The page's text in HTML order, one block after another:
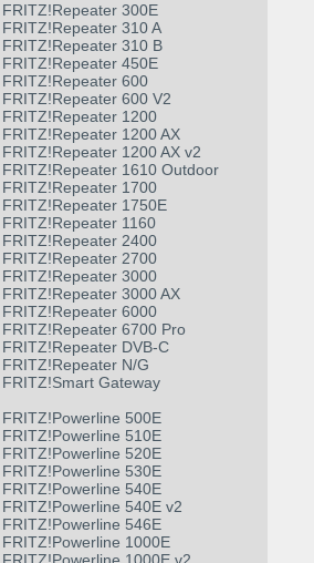
FRITZ!Repeater 300E
FRITZ!Repeater 310 A
FRITZ!Repeater 310 B
FRITZ!Repeater 450E
FRITZ!Repeater 600
FRITZ!Repeater 600 V2
FRITZ!Repeater 1200
FRITZ!Repeater 1200 AX
FRITZ!Repeater 1200 AX v2
FRITZ!Repeater 1610 Outdoor
FRITZ!Repeater 1700
FRITZ!Repeater 1750E
FRITZ!Repeater 1160
FRITZ!Repeater 2400
FRITZ!Repeater 2700
FRITZ!Repeater 3000
FRITZ!Repeater 3000 AX
FRITZ!Repeater 6000
FRITZ!Repeater 6700 Pro
FRITZ!Repeater DVB-C
FRITZ!Repeater N/G
FRITZ!Smart Gateway
FRITZ!Powerline 500E
FRITZ!Powerline 510E
FRITZ!Powerline 520E
FRITZ!Powerline 530E
FRITZ!Powerline 540E
FRITZ!Powerline 540E v2
FRITZ!Powerline 546E
FRITZ!Powerline 1000E